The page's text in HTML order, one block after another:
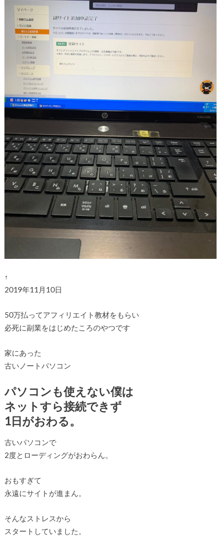
↑
2019年11月10日
50万払ってアフィリエイト教材をもらい
必死に副業をはじめたころのやつです
家にあった
古いノートパソコン
パソコンも使えない僕は
ネットすら接続できず
1日がおわる。
古いパソコンで
2度とローディングがおわらん。
おもすぎて
永遠にサイトが進まん。
そんなストレスから
スタートしていました。